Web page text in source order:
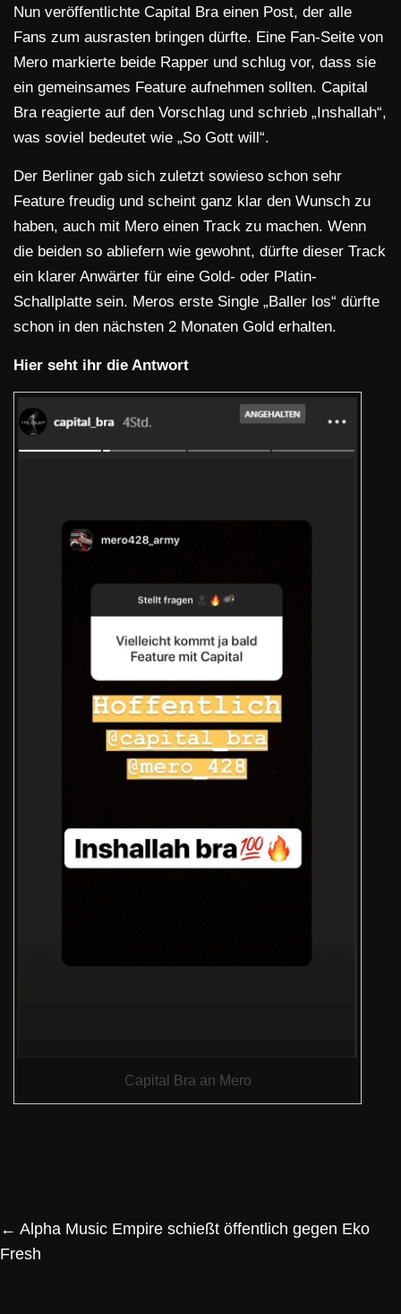
Nun veröffentlichte Capital Bra einen Post, der alle
Fans zum ausrasten bringen dürfte. Eine Fan-Seite von
Mero markierte beide Rapper und schlug vor, dass sie
ein gemeinsames Feature aufnehmen sollten. Capital
Bra reagierte auf den Vorschlag und schrieb „Inshallah“,
was soviel bedeutet wie „So Gott will“.
Der Berliner gab sich zuletzt sowieso schon sehr
Feature freudig und scheint ganz klar den Wunsch zu
haben, auch mit Mero einen Track zu machen. Wenn
die beiden so abliefern wie gewohnt, dürfte dieser Track
ein klarer Anwärter für eine Gold- oder Platin-
Schallplatte sein. Meros erste Single „Baller los“ dürfte
schon in den nächsten 2 Monaten Gold erhalten.
Hier seht ihr die Antwort
Capital Bra an Mero
← Alpha Music Empire schießt öffentlich gegen Eko
Fresh